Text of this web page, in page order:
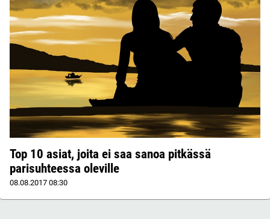
Top 10 asiat, joita ei saa sanoa pitkässä
parisuhteessa oleville
08.08.2017 08:30